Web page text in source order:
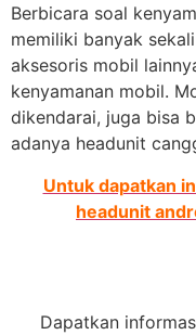
Berbicara soal
memiliki banyak
aksesoris mobil
kenyamanan mobil.
dikendarai, juga bisa
adanya headunit
Untuk dapatkan
headunit
Dapatkan